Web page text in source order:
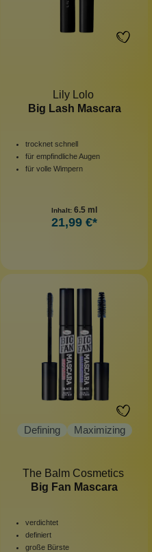
Lily Lolo
Big Lash Mascara
trocknet schnell
für empfindliche Augen
für volle Wimpern
Inhalt: 6.5 ml
21,99 €*
Defining Maximizing
The Balm Cosmetics
Big Fan Mascara
verdichtet
definiert
große Bürste